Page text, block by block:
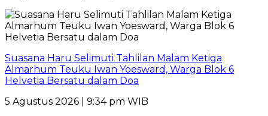
Suasana Haru Selimuti Tahlilan Malam Ketiga
Almarhum Teuku Iwan Yoesward, Warga Blok 6
Helvetia Bersatu dalam Doa
5 Agustus 2026 | 9:34 pm WIB